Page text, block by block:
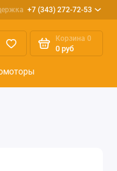
+7 (343) 272-72-53
Корзина 0
0 руб